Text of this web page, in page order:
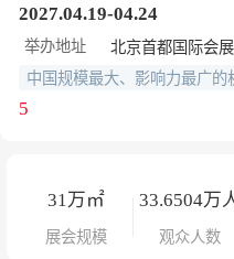
2027.04.19-04.24
举办地址 北京首都国际会
5
31 万㎡
展会规模
33.6504万
观众人数